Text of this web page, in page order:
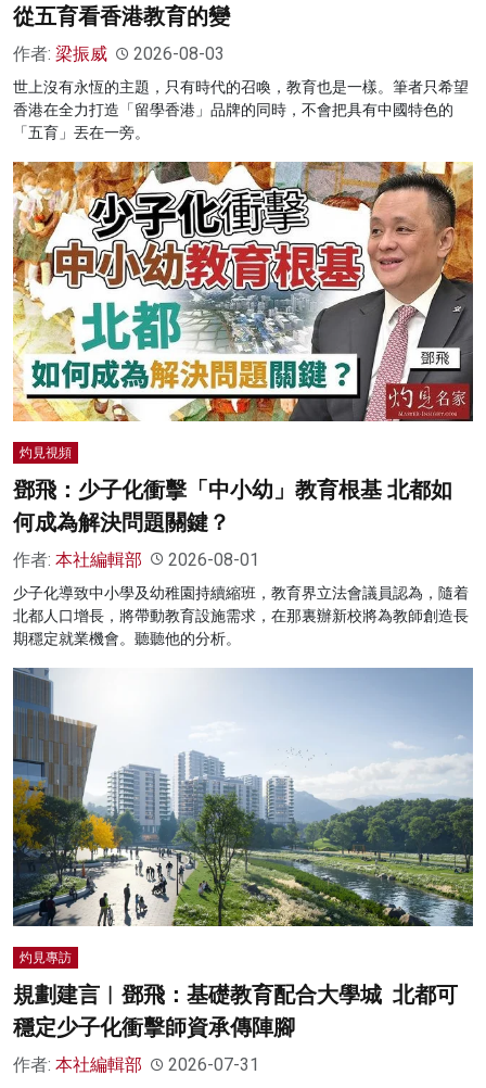
從五育看香港教育的變
作者: 梁振威 2026-08-03
世上沒有永恆的主題，只有時代的召喚，教育也是一樣。筆者只希望
香港在全力打造「留學香港」品牌的同時，不會把具有中國特色的
「五育」丟在一旁。
灼見視頻
鄧飛：少子化衝擊「中小幼」教育根基 北都如
何成為解決問題關鍵？
作者: 本社編輯部 2026-08-01
少子化導致中小學及幼稚園持續縮班，教育界立法會議員認為，隨着
北都人口增長，將帶動教育設施需求，在那裏辦新校將為教師創造長
期穩定就業機會。聽聽他的分析。
灼見專訪
規劃建言︱鄧飛：基礎教育配合大學城 北都可
穩定少子化衝擊師資承傳陣腳
作者: 本社編輯部 2026-07-31